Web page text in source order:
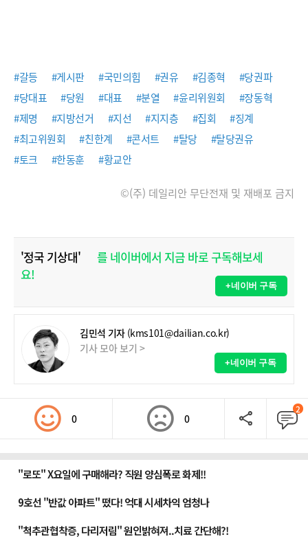
#갈등 #게시판 #국민의힘 #권유 #김종혁
#당권파
#당대표
#당원 #대표 #분열 #윤리위원회
#장동혁
#제명
#지방선거 #지선 #지지층 #집회
#징계
#최고위원회
#친한계 #콘서트 #탈당
#탈당권유
#토크
#한동훈 #황교안
©(주) 데일리안 무단전재 및 재배포 금지
'정국 기상대'
를 네이버에서 지금 바로 구독해보세
요!
+네이버 구독
김민석 기자 (kms101@dailian.co.kr)
기사 모아 보기 >
+네이버 구독
0 0
2